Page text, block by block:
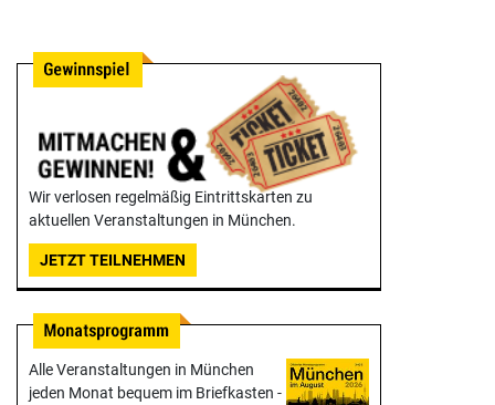
Wir verlosen regelmäßig Eintrittskarten zu
aktuellen Veranstaltungen in München.
JETZT TEILNEHMEN
Alle Veranstaltungen in München
jeden Monat bequem im Briefkasten -